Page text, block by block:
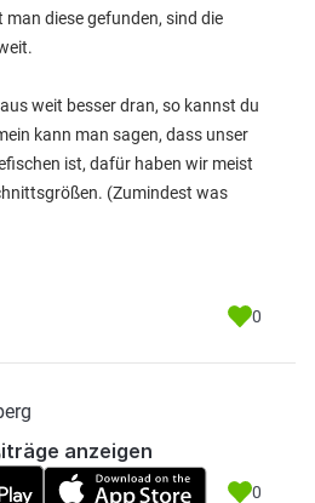
diese gefunden, sind die
weit besser dran, so kannst du
kann man sagen, dass unser
ist, dafür haben wir meist
(Zumindest was
0
0
anzeigen